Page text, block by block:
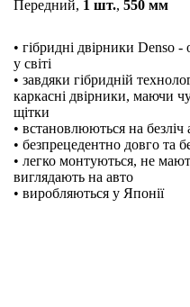
Передний, 1 шт., 550 мм
• гібридні двірники Denso
у світі
• завдяки гібридній
каркасні двірники, маючи
щітки
• встановлюються на
• безпрецедентно довго та
• легко монтуються, не
виглядають на авто
• виробляються у Японії